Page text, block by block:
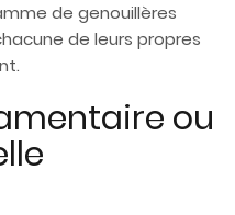
de genouillères
de leurs propres
ou